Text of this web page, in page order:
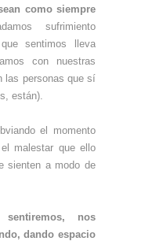
como siempre
sufrimiento
sentimos lleva
con nuestras
las personas que sí
están).
el momento
malestar que ello
sienten a modo de
nos
dando espacio